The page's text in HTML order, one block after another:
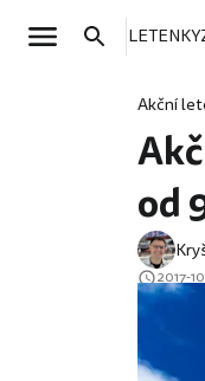
LETENKY
Akční
od
2017-